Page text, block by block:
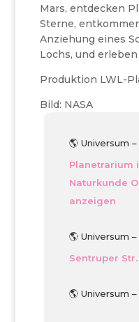
Mars, entdecken
Sterne,
Anziehung eines
Lochs, und
Produktion LWL-
Bild: NASA
🌎 Universum –
Planetrarium
Naturkunde
anzeigen
🌎 Universum –
Sentruper Str.
🌎 Universum –